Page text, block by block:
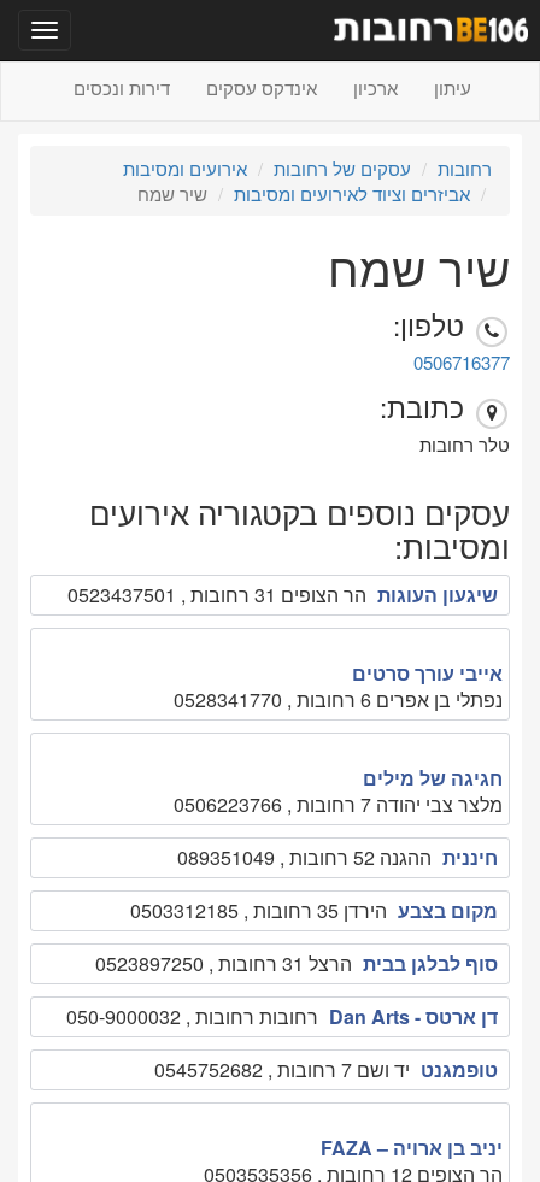
עיתון ארכיון אינדקס עסקים דירות ונכסים
רחובות עסקים של רחובות
אירועים ומסיבות
אביזרים וציוד לאירועים ומסיבות
שיר שמח
שיר שמח
טלפון:
0506716377
כתובת:
טלר רחובות
עסקים נוספים בקטגוריה אירועים
ומסיבות:
שיגעון העוגות הר הצופים 31 רחובות , 0523437501
אייבי עורך סרטים
נפתלי בן אפרים 6 רחובות , 0528341770
חגיגה של מילים
מלצר צבי יהודה 7 רחובות , 0506223766
חיננית ההגנה 52 רחובות , 089351049
מקום בצבע הירדן 35 רחובות , 0503312185
סוף לבלגן בבית הרצל 31 רחובות , 0523897250
דן ארטס - Dan Arts
רחובות רחובות , 050-9000032
טופמגנט יד ושם 7 רחובות , 0545752682
יניב בן ארויה – FAZA
הר הצופים 12 רחובות , 0503535356